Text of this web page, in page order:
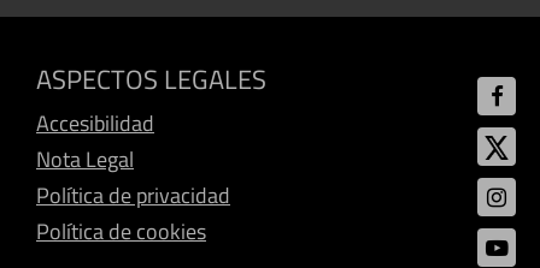
ASPECTOS LEGALES
Accesibilidad
Nota Legal
Política de privacidad
Política de cookies